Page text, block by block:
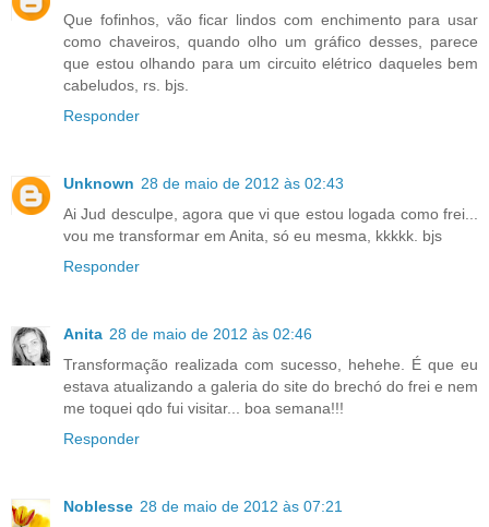
Que fofinhos, vão ficar lindos com enchimento para usar
como chaveiros, quando olho um gráfico desses, parece
que estou olhando para um circuito elétrico daqueles bem
cabeludos, rs. bjs.
Responder
Unknown 28 de maio de 2012 às 02:43
Ai Jud desculpe, agora que vi que estou logada como frei...
vou me transformar em Anita, só eu mesma, kkkkk. bjs
Responder
Anita 28 de maio de 2012 às 02:46
Transformação realizada com sucesso, hehehe. É que eu
estava atualizando a galeria do site do brechó do frei e nem
me toquei qdo fui visitar... boa semana!!!
Responder
Noblesse 28 de maio de 2012 às 07:21